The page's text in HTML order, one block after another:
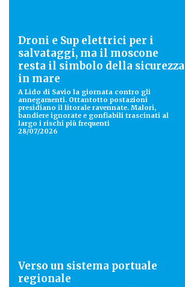
Droni e Sup elettrici per i
salvataggi, ma il moscone
resta il simbolo della sicurezza
in mare
A Lido di Savio la giornata contro gli
annegamenti. Ottantotto postazioni
presidiano il litorale ravennate. Malori,
bandiere ignorate e gonfiabili trascinati al
largo i rischi più frequenti
28/07/2026
Verso un sistema portuale
regionale